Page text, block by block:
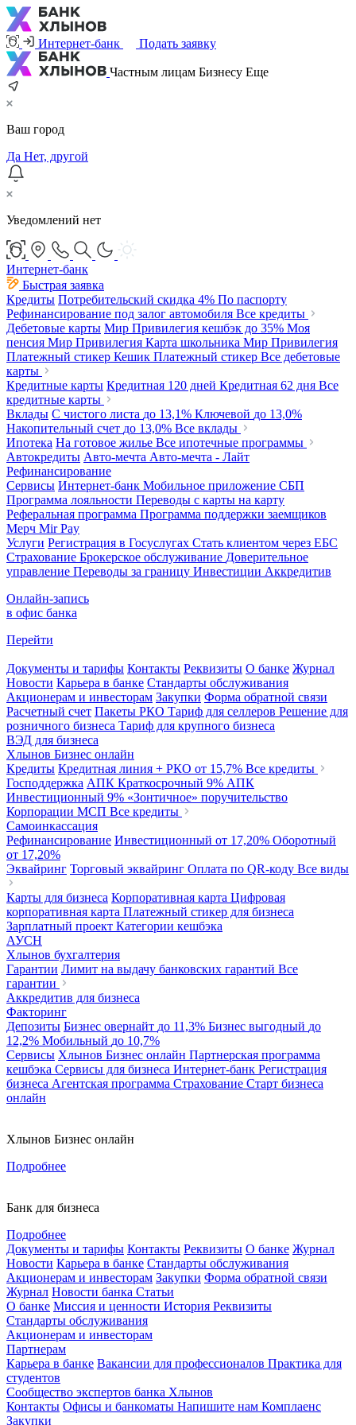
Интернет-банк Подать заявку
Частным лицам Бизнесу Еще
Ваш город
Да Нет, другой
Уведомлений нет
Интернет-банк
Быстрая заявка
Кредиты Потребительский скидка 4% По паспорту
Рефинансирование под залог автомобиля Все кредиты
Дебетовые карты Мир Привилегия кешбэк до 35% Моя
пенсия Мир Привилегия Карта школьника Мир Привилегия
Платежный стикер Кешик Платежный стикер Все дебетовые
карты
Кредитные карты Кредитная 120 дней Кредитная 62 дня Все
кредитные карты
Вклады С чистого листа до 13,1% Ключевой до 13,0%
Накопительный счет до 13,0% Все вклады
Ипотека На готовое жилье Все ипотечные программы
Автокредиты Авто-мечта Авто-мечта - Лайт
Рефинансирование
Сервисы Интернет-банк Мобильное приложение СБП
Программа лояльности Переводы с карты на карту
Реферальная программа Программа поддержки заемщиков
Мерч Mir Pay
Услуги Регистрация в Госуслугах Стать клиентом через ЕБС
Страхование Брокерское обслуживание Доверительное
управление Переводы за границу Инвестиции Аккредитив
Онлайн-запись
в офис банка
Перейти
Документы и тарифы Контакты Реквизиты О банке Журнал
Новости Карьера в банке Стандарты обслуживания
Акционерам и инвесторам Закупки Форма обратной связи
Расчетный счет Пакеты РКО Тариф для селлеров Решение для
розничного бизнеса Тариф для крупного бизнеса
ВЭД для бизнеса
Хлынов Бизнес онлайн
Кредиты Кредитная линия + РКО от 15,7% Все кредиты
Господдержка АПК Краткосрочный 9% АПК
Инвестиционный 9% «Зонтичное» поручительство
Корпорации МСП Все кредиты
Самоинкассация
Рефинансирование Инвестиционный от 17,20% Оборотный
от 17,20%
Эквайринг Торговый эквайринг Оплата по QR-коду Все виды
Карты для бизнеса Корпоративная карта Цифровая
корпоративная карта Платежный стикер для бизнеса
Зарплатный проект Категории кешбэка
АУСН
Хлынов бухгалтерия
Гарантии Лимит на выдачу банковских гарантий Все
гарантии
Аккредитив для бизнеса
Факторинг
Депозиты Бизнес овернайт до 11,3% Бизнес выгодный до
12,2% Мобильный до 10,7%
Сервисы Хлынов Бизнес онлайн Партнерская программа
кешбэка Сервисы для бизнеса Интернет-банк Регистрация
бизнеса Агентская программа Страхование Старт бизнеса
онлайн
Хлынов Бизнес онлайн
Подробнее
Банк для бизнеса
Подробнее
Документы и тарифы Контакты Реквизиты О банке Журнал
Новости Карьера в банке Стандарты обслуживания
Акционерам и инвесторам Закупки Форма обратной связи
Журнал Новости банка Статьи
О банке Миссия и ценности История Реквизиты
Стандарты обслуживания
Акционерам и инвесторам
Партнерам
Карьера в банке Вакансии для профессионалов Практика для
студентов
Сообщество экспертов банка Хлынов
Контакты Офисы и банкоматы Напишите нам Комплаенс
Закупки